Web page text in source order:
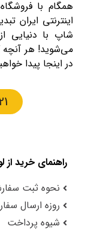
همگام با
اینترنتی
شاپ با دنیایی
می‌شوید! هر آنچه
در اینجا پیدا
راهنمای خرید
نحوه ثبت
روزه ارسال
شیوه پرداخت